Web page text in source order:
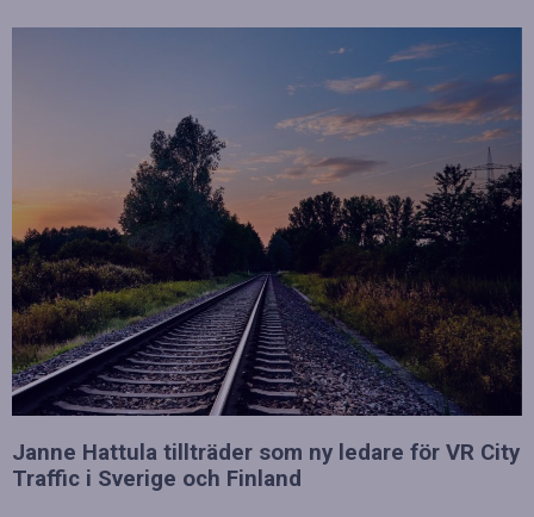
Janne Hattula tillträder som ny ledare för VR City
Traffic i Sverige och Finland